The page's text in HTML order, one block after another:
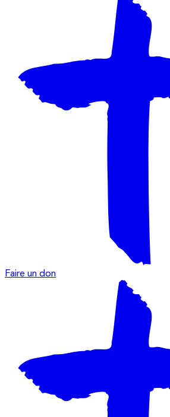
Faire un don